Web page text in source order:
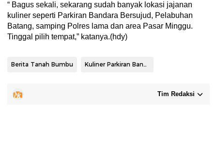
“ Bagus sekali, sekarang sudah banyak lokasi jajanan
kuliner seperti Parkiran Bandara Bersujud, Pelabuhan
Batang, samping Polres lama dan area Pasar Minggu.
Tinggal pilih tempat,” katanya.(hdy)
Berita Tanah Bumbu Kuliner Parkiran Bandara
Tim Redaksi